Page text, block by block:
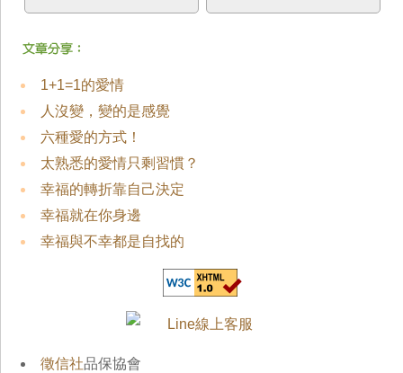
1+1=1的愛情
人沒變，變的是感覺
六種愛的方式！
太熟悉的愛情只剩習慣？
幸福的轉折靠自己決定
幸福就在你身邊
幸福與不幸都是自找的
徵信社品保協會